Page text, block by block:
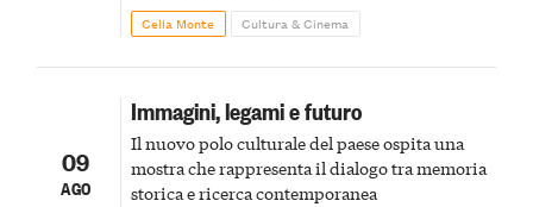
Cella Monte Cultura & Cinema
09
AGO
Immagini, legami e futuro
Il nuovo polo culturale del paese ospita una
mostra che rappresenta il dialogo tra memoria
storica e ricerca contemporanea